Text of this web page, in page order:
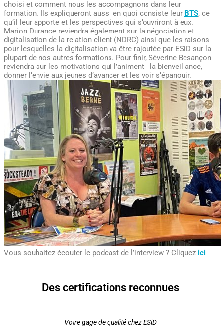
choisi et comment nous les accompagnons dans leur
formation. Ils expliqueront aussi en quoi consiste leur BTS, ce
qu’il leur apporte et les perspectives qui s’ouvriront à eux.
Marion Durance reviendra également sur la négociation et
digitalisation de la relation client (NDRC) ainsi que les raisons
pour lesquelles la digitalisation va être rajoutée par ESiD sur la
plupart de nos autres formations. Pour finir, Séverine Besançon
reviendra sur les motivations qui l’animent : la bienveillance,
donner l’envie aux jeunes d’avancer et les voir s’épanouir.
Vous souhaitez écouter le podcast de l’interview ? Cliquez ici
Des certifications reconnues
Votre gage de qualité chez ESiD